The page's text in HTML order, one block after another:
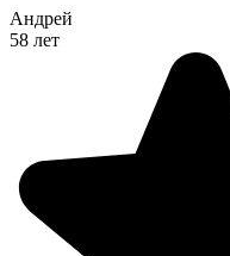
Андрей
58 лет